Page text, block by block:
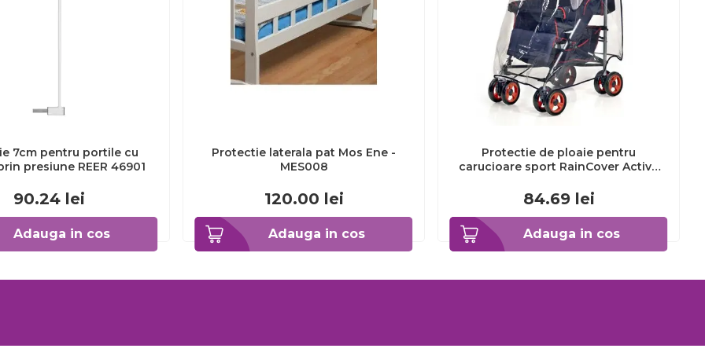
Adauga in cos
7cm pentru portile cu
presiune REER 46901
90.24 lei
Adauga in cos
Protectie laterala pat Mos Ene -
MES008
120.00 lei
Adauga in cos
Protectie de ploaie pentru
carucioare sport RainCover Active
84.69 lei